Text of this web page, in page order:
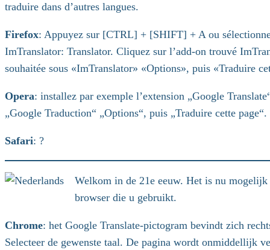
traduire dans d’autres langues.
Firefox: Appuyez sur [CTRL] + [SHIFT] + A ou
ImTranslator: Translator. Cliquez sur l’add-on trouvé
souhaitée sous «ImTranslator» «Options», puis «Traduire
Opera: installez par exemple l’extension „Google
„Google Traduction“ „Options“, puis „Traduire cette
Safari: ?
Welkom in de 21e eeuw. Het is nu
browser die u gebruikt.
Chrome: het Google Translate-pictogram bevindt zich
Selecteer de gewenste taal. De pagina wordt onmiddellijk